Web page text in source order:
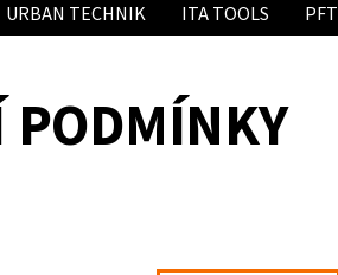
URBAN TECHNIK ITA TOOLS PFT